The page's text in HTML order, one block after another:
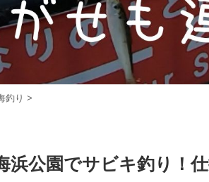
釣り >
浜公園でサビキ釣り！